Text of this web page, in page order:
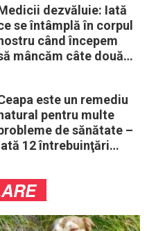
dezvăluie: Iată
se întâmplă în corpul
când începem
mâncăm câte două
este un remediu
pentru multe
de sănătate –
12 întrebuinţări